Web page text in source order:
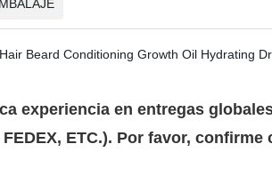
experiencia en entregas
FEDEX, ETC.). Por favor,